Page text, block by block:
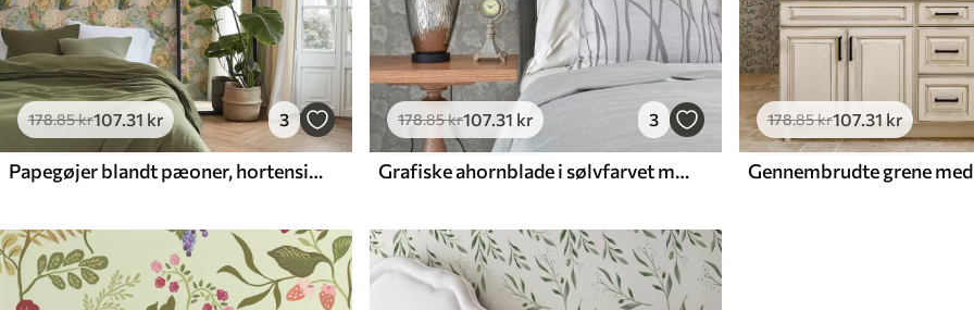
178.85kr107.31 kr 3
Papegøjer blandt pæoner, hortensiaer og magnolier
178.85kr107.31 kr 3
Grafiske ahornblade i sølvfarvet mønster på grå baggrund
178.85kr107.31 kr